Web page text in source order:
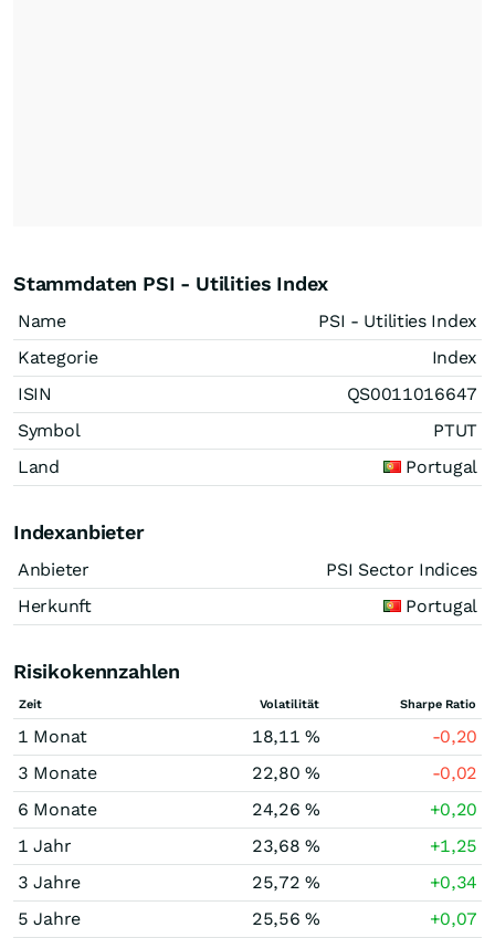
Stammdaten PSI - Utilities Index
Name
PSI - Utilities Index
Kategorie
Index
ISIN
QS0011016647
Symbol
PTUT
Land
Portugal
Indexanbieter
Anbieter
PSI Sector Indices
Herkunft
Portugal
Risikokennzahlen
Zeit Volatilität Sharpe Ratio
1 Monat 18,11 %
-0,20
3 Monate
22,80 %
-0,02
6 Monate
24,26 %
+0,20
1 Jahr
23,68 %
+1,25
3 Jahre
25,72 %
+0,34
5 Jahre
25,56 % +0,07